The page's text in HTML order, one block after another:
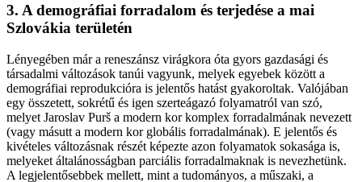
3. A demográfiai forradalom és terjedése a mai
Szlovákia területén
Lényegében már a reneszánsz virágkora óta gyors gazdasági és
társadalmi változások tanúi vagyunk, melyek egyebek között a
demográfiai reprodukcióra is jelentős hatást gyakoroltak. Valójában
egy összetett, sokrétű és igen szerteágazó folyamatról van szó,
melyet Jaroslav Purš a modern kor komplex forradalmának nevezett
(vagy másutt a modern kor globális forradalmának). E jelentős és
kivételes változásnak részét képezte azon folyamatok sokasága is,
melyeket általánosságban parciális forradalmaknak is nevezhetünk.
A legjelentősebbek mellett, mint a tudományos, a műszaki, a